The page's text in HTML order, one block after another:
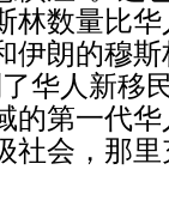
数量比华
伊朗的穆
华人新移
的第一代
社会，那